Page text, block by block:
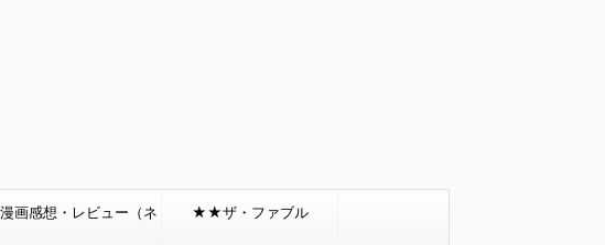
画感想・レビュー（ネ ★★ザ・ファブル